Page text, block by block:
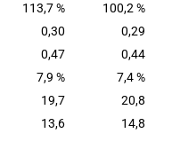
113,7 %
100,2 %
0,30
0,29
0,47
0,44
7,9 %
7,4 %
19,7
20,8
13,6 14,8